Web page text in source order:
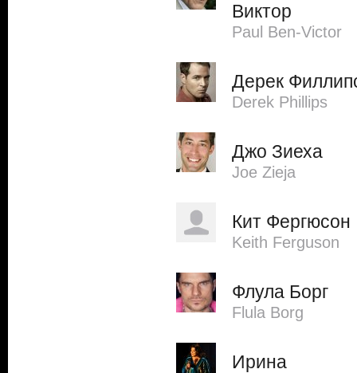
Виктор
Paul Ben-Victor
Дерек
Derek Phillips
Джо Зиеха
Joe Zieja
Кит Фергюсон
Keith Ferguson
Флула Борг
Flula Borg
Ирина